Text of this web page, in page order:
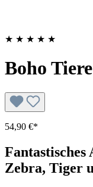
★ ★ ★ ★ ★
Boho
54,90 €*
Zebra, Tiger